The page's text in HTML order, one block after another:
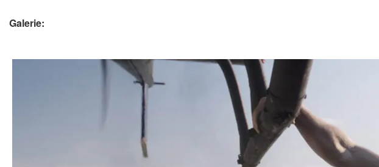
Galerie: